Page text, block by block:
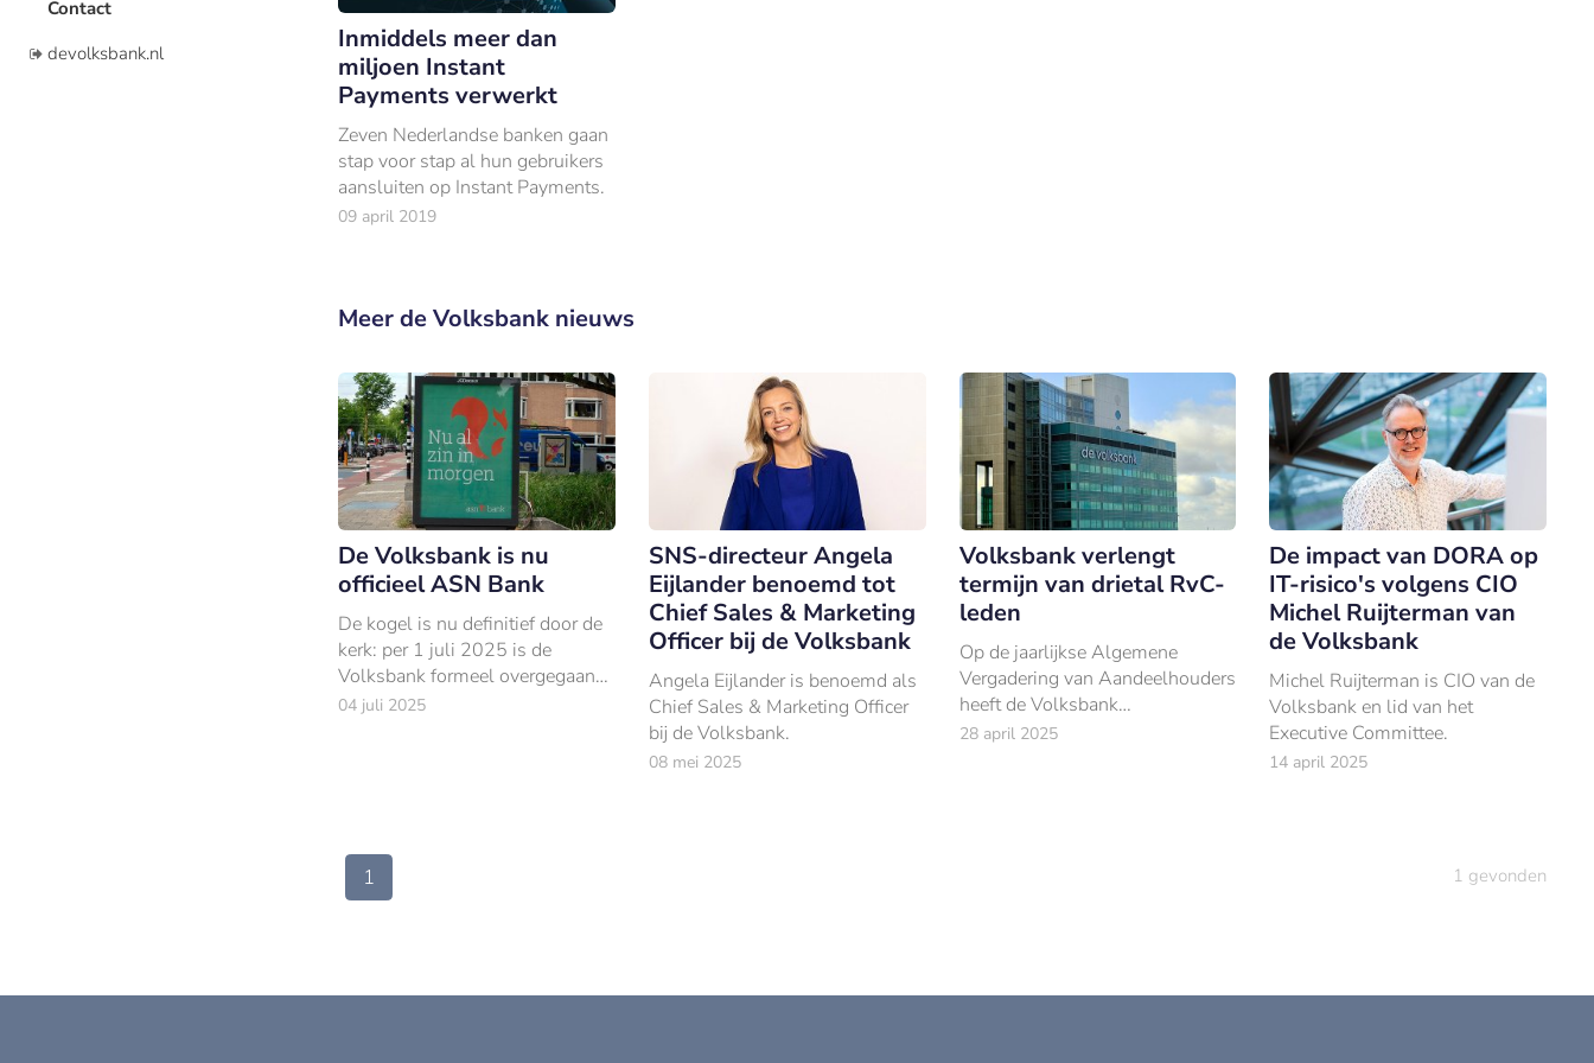
Contact
devolksbank.nl
Inmiddels meer dan
miljoen Instant
Payments verwerkt
Zeven Nederlandse banken gaan
stap voor stap al hun gebruikers
aansluiten op Instant Payments.
09 april 2019
Meer de Volksbank nieuws
De Volksbank is nu
officieel ASN Bank
De kogel is nu definitief door de
kerk: per 1 juli 2025 is de
Volksbank formeel overgegaan
in ASN Bank.
04 juli 2025
SNS-directeur Angela
Eijlander benoemd tot
Chief Sales & Marketing
Officer bij de Volksbank
Angela Eijlander is benoemd als
Chief Sales & Marketing Officer
bij de Volksbank.
08 mei 2025
Volksbank verlengt
termijn van drietal RvC-
leden
Op de jaarlijkse Algemene
Vergadering van Aandeelhouders
heeft de Volksbank
bekendgemaakt dat het de
28 april 2025
De impact van DORA op
IT-risico's volgens CIO
Michel Ruijterman van
de Volksbank
Michel Ruijterman is CIO van de
Volksbank en lid van het
Executive Committee.
14 april 2025
1 1 gevonden